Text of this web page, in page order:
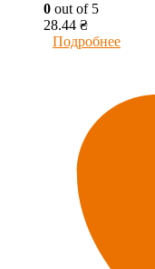
0 out of 5
28.44 ₴
Подробнее